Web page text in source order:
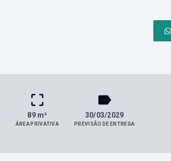
89 m²
ÁREA PRIVATIVA
30/03/2029
PREVISÃO DE ENTREGA